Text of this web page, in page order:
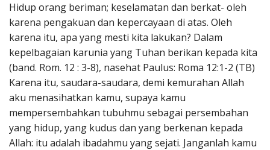
Hidup orang beriman; keselamatan dan berkat- oleh
karena pengakuan dan kepercayaan di atas. Oleh
karena itu, apa yang mesti kita lakukan? Dalam
kepelbagaian karunia yang Tuhan berikan kepada kita
(band. Rom. 12 : 3-8), nasehat Paulus: Roma 12:1-2 (TB)
Karena itu, saudara-saudara, demi kemurahan Allah
aku menasihatkan kamu, supaya kamu
mempersembahkan tubuhmu sebagai persembahan
yang hidup, yang kudus dan yang berkenan kepada
Allah: itu adalah ibadahmu yang sejati. Janganlah kamu